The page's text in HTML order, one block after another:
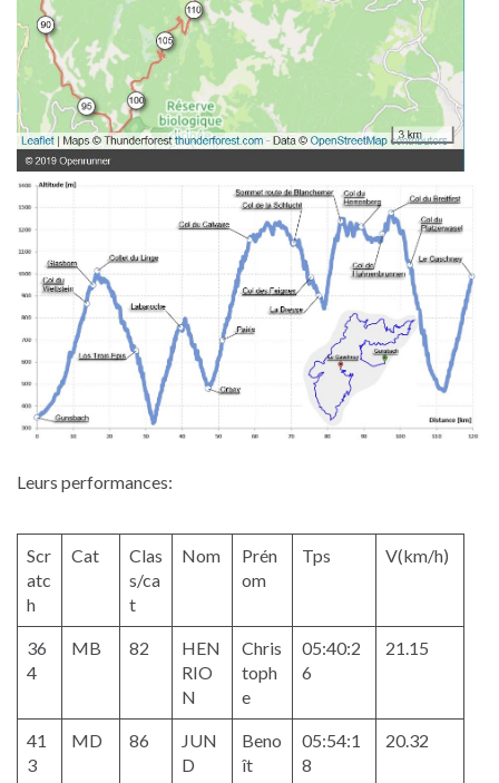
Leurs performances:
Scr
atc
h
Cat
Clas
s/ca
t
Nom
Prén
om
Tps V(km/h)
36
4
MB 82
HEN
RIO
N
Chris
toph
e
05:40:2
6
21.15
41
3
MD 86
JUN
D
Beno
ît
05:54:1
8
20.32